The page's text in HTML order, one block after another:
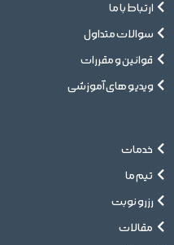
ارتباط با ما
سوالات متداول
قوانین و مقررات
ویدیو های آموزشی
خدمات
تیم ما
رزرو نوبت
مقالات